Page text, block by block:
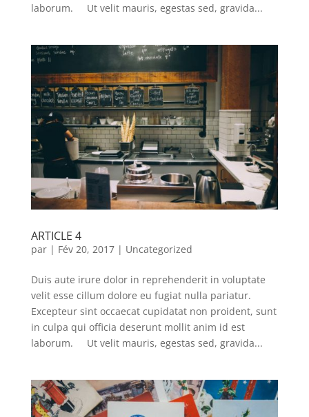
laborum. Ut velit mauris, egestas sed, gravida...
ARTICLE 4
par | Fév 20, 2017| Uncategorized
Duis aute irure dolor in reprehenderit in voluptate
velit esse cillum dolore eu fugiat nulla pariatur.
Excepteur sint occaecat cupidatat non proident, sunt
in culpa qui officia deserunt mollit anim id est
laborum. Ut velit mauris, egestas sed, gravida...